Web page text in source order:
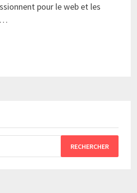
pour le web et les
…